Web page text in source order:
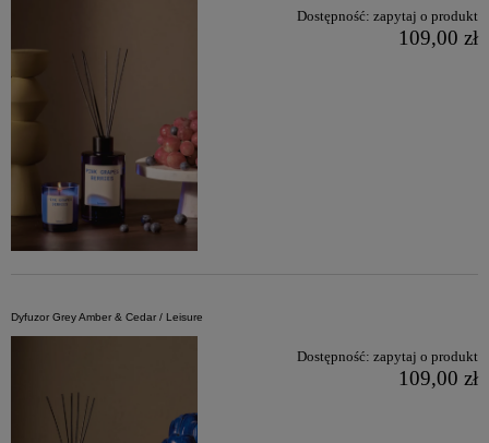
Dostępność: zapytaj o produkt
109,00 zł
Dyfuzor Grey Amber & Cedar / Leisure
Dostępność: zapytaj o produkt
109,00 zł